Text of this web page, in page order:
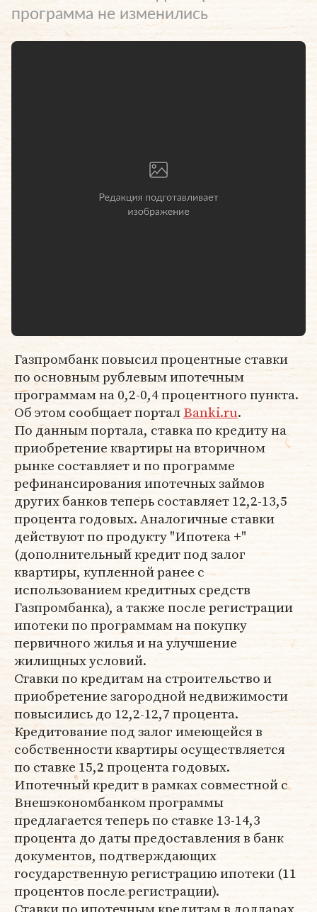
программа не изменились
Газпромбанк повысил процентные ставки
по основным рублевым ипотечным
программам на 0,2-0,4 процентного пункта.
Об этом сообщает порталBanki.ru.
По данным портала, ставка по кредиту на
приобретение квартиры на вторичном
рынке составляет и по программе
рефинансирования ипотечных займов
других банков теперь составляет 12,2-13,5
процента годовых. Аналогичные ставки
действуют по продукту "Ипотека +"
(дополнительный кредит под залог
квартиры, купленной ранее с
использованием кредитных средств
Газпромбанка), а также после регистрации
ипотеки по программам на покупку
первичного жилья и на улучшение
жилищных условий.
Ставки по кредитам на строительство и
приобретение загородной недвижимости
повысились до 12,2-12,7 процента.
Кредитование под залог имеющейся в
собственности квартиры осуществляется
по ставке 15,2 процента годовых.
Ипотечный кредит в рамках совместной с
Внешэкономбанком программы
предлагается теперь по ставке 13-14,3
процента до даты предоставления в банк
документов, подтверждающих
государственную регистрацию ипотеки (11
процентов после регистрации).